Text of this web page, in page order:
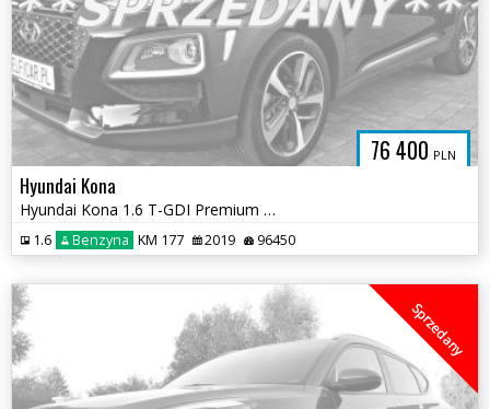
76 400 PLN
Hyundai Kona
Hyundai Kona 1.6 T-GDI Premium DCT
1.6 Benzyna KM 177 2019 96450
Sprzedany